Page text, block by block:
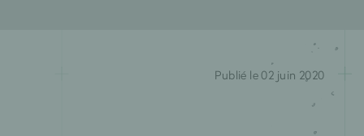
Publié le 02 juin 2020